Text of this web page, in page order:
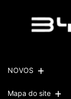
NOVOS
Mapa do site